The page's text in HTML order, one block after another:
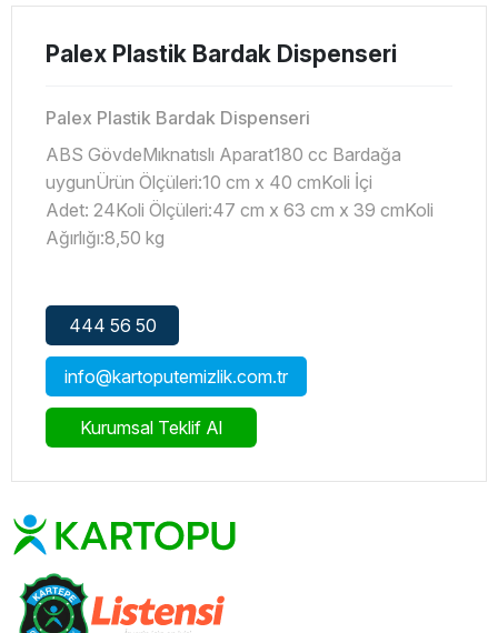
Palex Plastik Bardak Dispenseri
Palex Plastik Bardak Dispenseri
ABS GövdeMıknatıslı Aparat180 cc Bardağa
uygunÜrün Ölçüleri:10 cm x 40 cmKoli İçi
Adet: 24Koli Ölçüleri:47 cm x 63 cm x 39 cmKoli
Ağırlığı:8,50 kg
444 56 50
info@kartoputemizlik.com.tr
Kurumsal Teklif Al